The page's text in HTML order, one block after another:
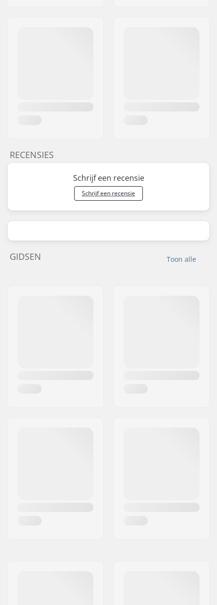
RECENSIES
Schrijf een recensie
Schrijf een recensie
Toon alle
GIDSEN